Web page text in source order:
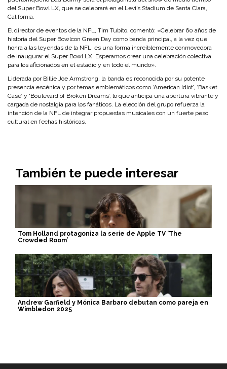
del Super Bowl LX, que se celebrará en el Levi’s Stadium de Santa Clara,
California.
El director de eventos de la NFL, Tim Tubito, comentó: «Celebrar 60 años de
historia del Super Bowlcon Green Day como banda principal, a la vez que
honra a las leyendas de la NFL, es una forma increíblemente conmovedora
de inaugurar el Super Bowl LX. Esperamos crear una celebración colectiva
para los aficionados en el estadio y en todo el mundo».
Liderada por Billie Joe Armstrong, la banda es reconocida por su potente
presencia escénica y por temas emblemáticos como ‘American Idiot’, ‘Basket
Case’ y ‘Boulevard of Broken Dreams’, lo que anticipa una apertura vibrante y
cargada de nostalgia para los fanáticos. La elección del grupo refuerza la
intención de la NFL de integrar propuestas musicales con un fuerte peso
cultural en fechas históricas.
También te puede interesar
Tom Holland protagoniza la serie de Apple TV ‘The
Crowded Room’
Andrew Garfield y Mónica Barbaro debutan como pareja en
Wimbledon 2025